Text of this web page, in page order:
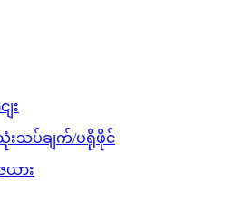
း
းသပ်ချက်/ပရိုဖိုင်
ား